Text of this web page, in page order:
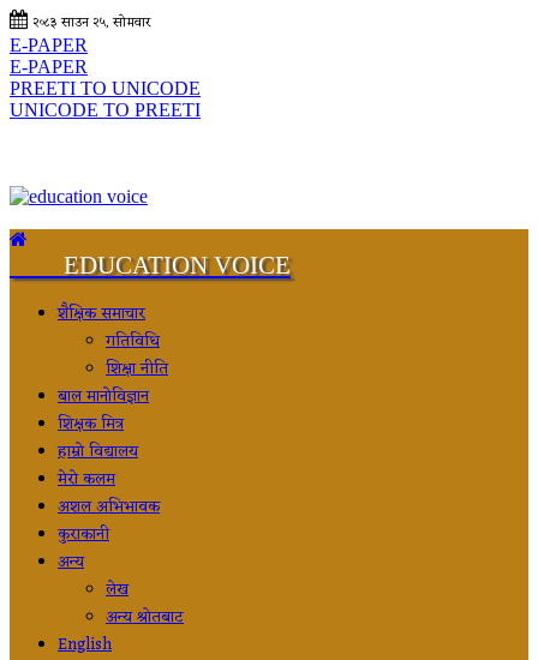
२०८३ साउन २५, सोमवार
E-PAPER
E-PAPER
PREETI TO UNICODE
UNICODE TO PREETI
EDUCATION VOICE
शैक्षिक समाचार
गतिविधि
शिक्षा नीति
बाल मानोविज्ञान
शिक्षक मित्र
हाम्रो विद्यालय
मेरो कलम
अशल अभिभावक
कुराकानी
अन्य
लेख
अन्य श्रोतबाट
English